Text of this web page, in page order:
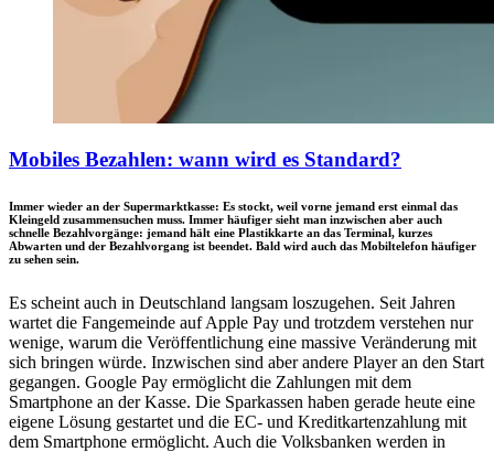
Mobiles Bezahlen: wann wird es Standard?
Immer wieder an der Supermarktkasse: Es stockt, weil vorne jemand erst einmal das
Kleingeld zusammensuchen muss. Immer häufiger sieht man inzwischen aber auch
schnelle Bezahlvorgänge: jemand hält eine Plastikkarte an das Terminal, kurzes
Abwarten und der Bezahlvorgang ist beendet. Bald wird auch das Mobiltelefon häufiger
zu sehen sein.
Es scheint auch in Deutschland langsam loszugehen. Seit Jahren
wartet die Fangemeinde auf Apple Pay und trotzdem verstehen nur
wenige, warum die Veröffentlichung eine massive Veränderung mit
sich bringen würde. Inzwischen sind aber andere Player an den Start
gegangen. Google Pay ermöglicht die Zahlungen mit dem
Smartphone an der Kasse. Die Sparkassen haben gerade heute eine
eigene Lösung gestartet und die EC- und Kreditkartenzahlung mit
dem Smartphone ermöglicht. Auch die Volksbanken werden in